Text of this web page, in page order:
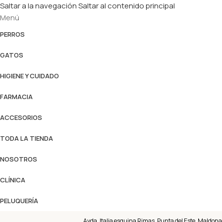
Saltar a la navegaciónSaltar al contenido principal
Menú
PERROS
GATOS
HIGIENE Y CUIDADO
FARMACIA
ACCESORIOS
TODA LA TIENDA
NOSOTROS
CLÍNICA
PELUQUERÍA